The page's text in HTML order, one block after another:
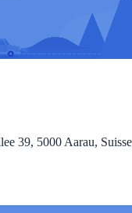
39, 5000 Aarau,